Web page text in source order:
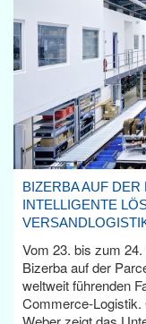
BIZERBA AUF
INTELLIGENTE
Vom 23. bis zum
Bizerba auf der
weltweit führenden
Commerce-